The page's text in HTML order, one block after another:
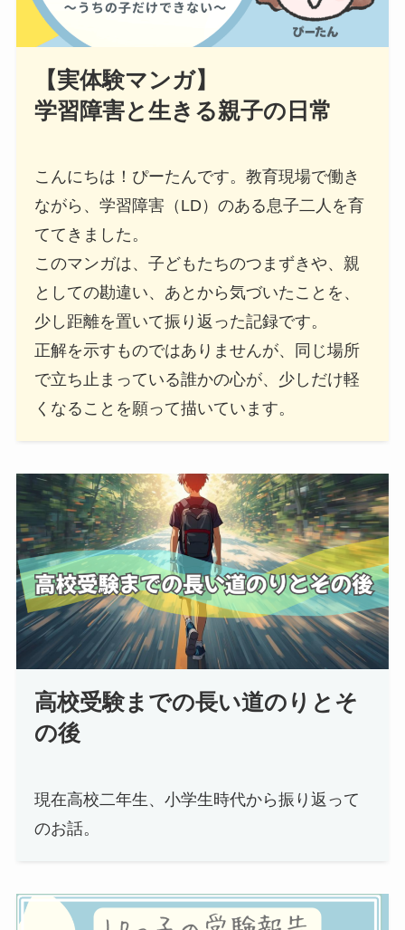
【実体験マンガ】
学習障害と生きる親子の日常
こんにちは！ぴーたんです。教育現場で働き
ながら、学習障害（LD）のある息子二人を育
ててきました。
このマンガは、子どもたちのつまずきや、親
としての勘違い、あとから気づいたことを、
少し距離を置いて振り返った記録です。
正解を示すものではありませんが、同じ場所
で立ち止まっている誰かの心が、少しだけ軽
くなることを願って描いています。
高校受験までの長い道のりとそ
の後
現在高校二年生、小学生時代から振り返って
のお話。